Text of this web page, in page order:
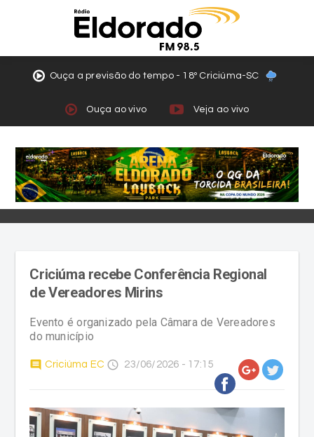
Ouça a previsão do tempo - 18º Criciúma-SC
Ouça ao vivo Veja ao vivo
Criciúma recebe Conferência Regional
de Vereadores Mirins
Evento é organizado pela Câmara de Vereadores
do município
comment Criciúma EC access_time 23/06/2026 - 17:15